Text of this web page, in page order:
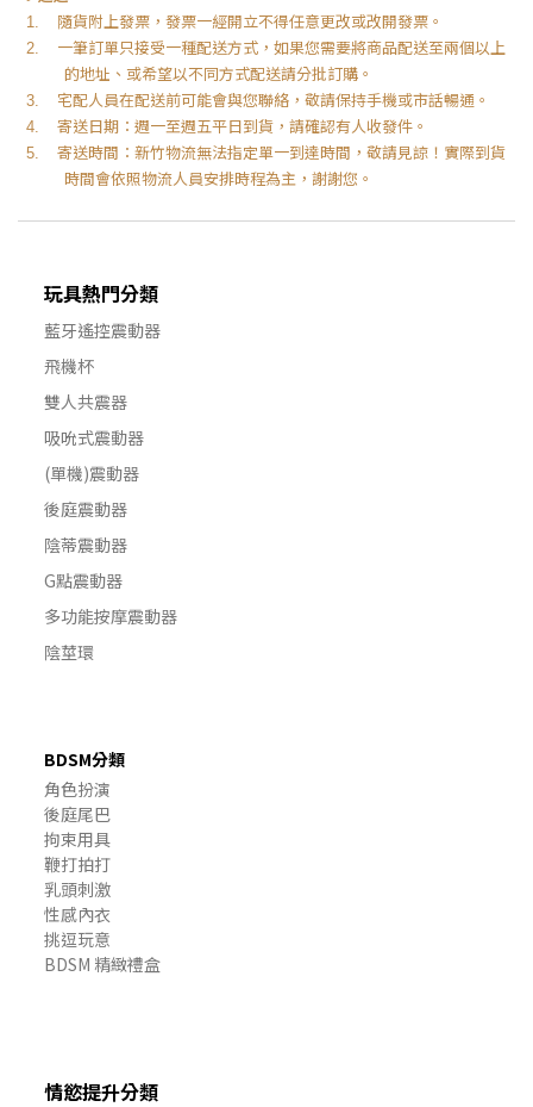
1. 隨貨附上發票，發票一經開立不得任意更改或改開發票。
2.
一筆訂單只接受一種配送方式，如果您需要將商品配送至兩個以上
的地址、或希望以不同方式配送請分批訂購。
3. 宅配人員在配送前可能會與您聯絡，敬請保持手機或市話暢通。
4. 寄送日期：週一至週五平日到貨，請確認有人收發件。
5.
寄送時間：新竹物流無法指定單一到達時間，敬請見諒！實際到貨
時間會依照物流人員安排時程為主，謝謝您。
玩具熱門分類
藍牙遙控震動器
飛機杯
雙人共震器
吸吮式震動器
(單機)震動器
後庭震動器
陰蒂震動器
G點震動器
多功能按摩震動器
陰莖環
BDSM分類
角色扮演
後庭尾巴
拘束用具
鞭打拍打
乳頭刺激
性感內衣
挑逗玩意
BDSM 精緻禮盒
情慾提升分類